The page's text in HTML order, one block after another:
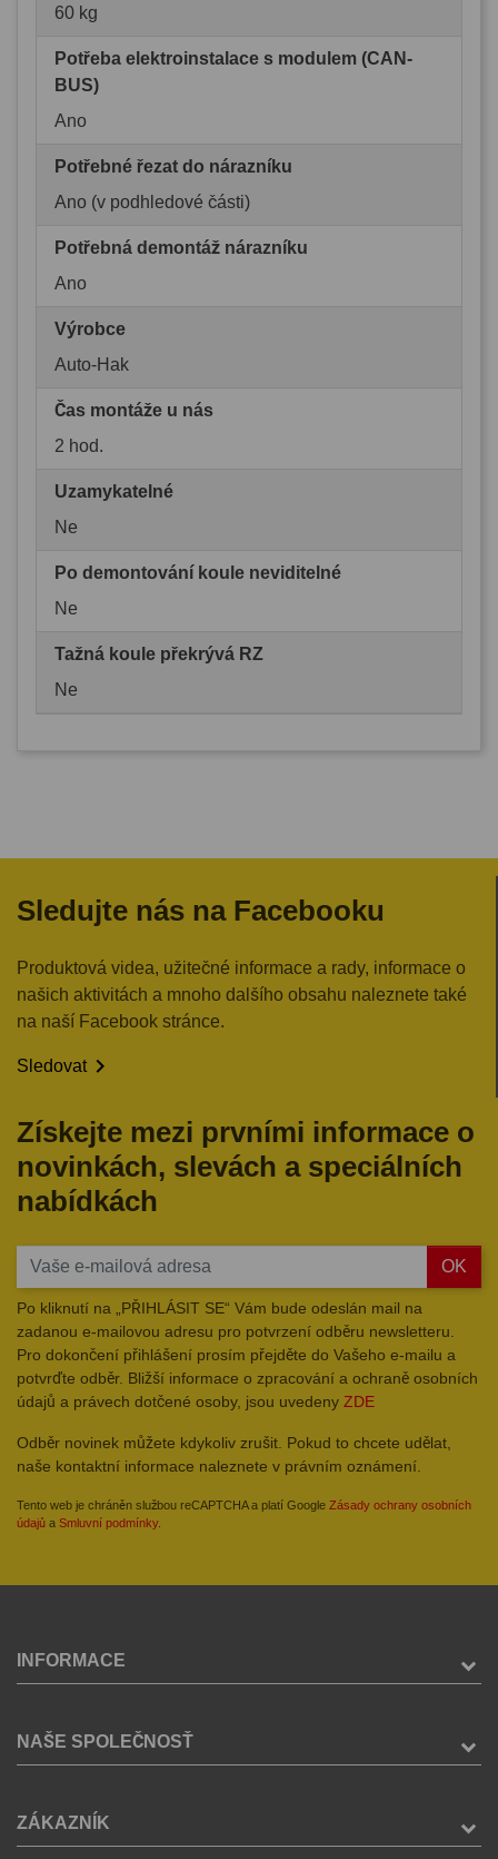
60 kg
Potřeba elektroinstalace s modulem (CAN-
BUS)
Ano
Potřebné řezat do nárazníku
Ano (v podhledové části)
Potřebná demontáž nárazníku
Ano
Výrobce
Auto-Hak
Čas montáže u nás
2 hod.
Uzamykatelné
Ne
Po demontování koule neviditelné
Ne
Tažná koule překrývá RZ
Ne
Sledujte nás na Facebooku
Produktová videa, užitečné informace a rady, informace o
našich aktivitách a mnoho dalšího obsahu naleznete také
na naší Facebook stránce.
Sledovat
Získejte mezi prvními informace o
novinkách, slevách a speciálních
nabídkách
OK
Po kliknutí na „PŘIHLÁSIT SE“ Vám bude odeslán mail na
zadanou e-mailovou adresu pro potvrzení odběru newsletteru.
Pro dokončení přihlášení prosím přejděte do Vašeho e-mailu a
potvrďte odběr. Bližší informace o zpracování a ochraně osobních
údajů a právech dotčené osoby, jsou uvedeny ZDE
Odběr novinek můžete kdykoliv zrušit. Pokud to chcete udělat,
naše kontaktní informace naleznete v právním oznámení.
Tento web je chráněn službou reCAPTCHA a platí Google Zásady ochrany osobních
údajů a Smluvní podmínky.
INFORMACE
NAŠE SPOLEČNOSŤ
ZÁKAZNÍK